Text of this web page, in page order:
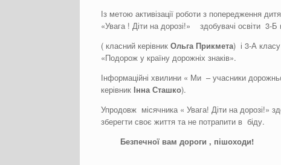
Із метою активізації роботи з попередження
«Увага ! Діти на дорозі!» здобувачі освіти 3-Б
( класний керівник Ольга Прикмета) і 3-А
«Подорож у країну дорожніх знаків».
Інформаційні хвилини « Ми – учасники
керівник ІннаСташко).
Упродовж місячника « Увага! Діти на
зберегти своє життя та не потрапити в біду.
Безпечної вам дороги , пішоходи!